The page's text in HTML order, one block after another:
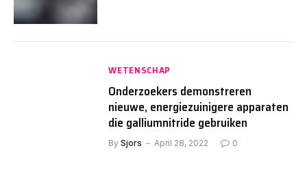
WETENSCHAP
Onderzoekers demonstreren
nieuwe, energiezuinigere apparaten
die galliumnitride gebruiken
By Sjors April 28, 2022 0